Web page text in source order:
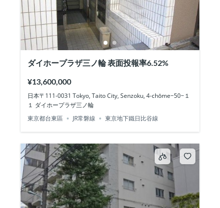
ダイホープラザ三ノ輪 表面投報率6.52%
¥13,600,000
日本〒111-0031 Tokyo, Taito City, Senzoku, 4-chōme−50−１
１ ダイホープラザ三ノ輪
東京都台東區
JR常磐線 東京地下鐵日比谷線